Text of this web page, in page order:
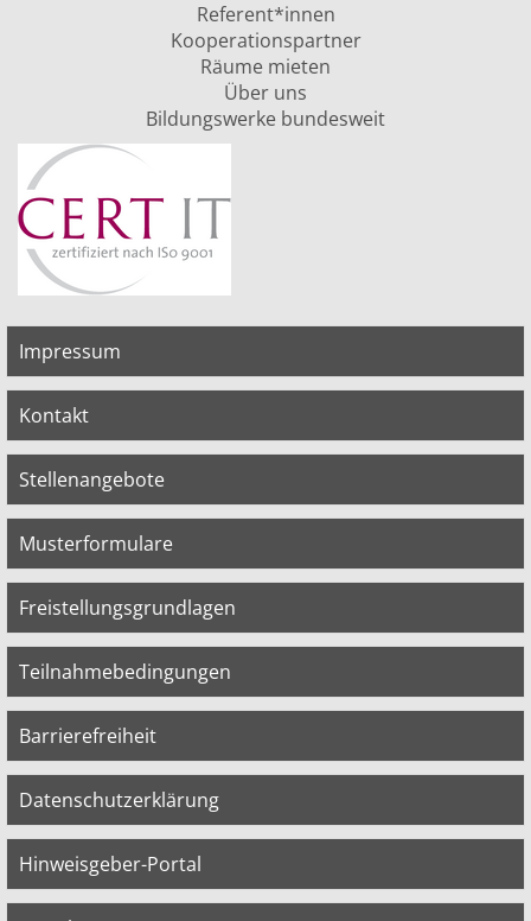
Referent*innen
Kooperationspartner
Räume mieten
Über uns
Bildungswerke bundesweit
Impressum
Kontakt
Stellenangebote
Musterformulare
Freistellungsgrundlagen
Teilnahmebedingungen
Barrierefreiheit
Datenschutzerklärung
Hinweisgeber-Portal